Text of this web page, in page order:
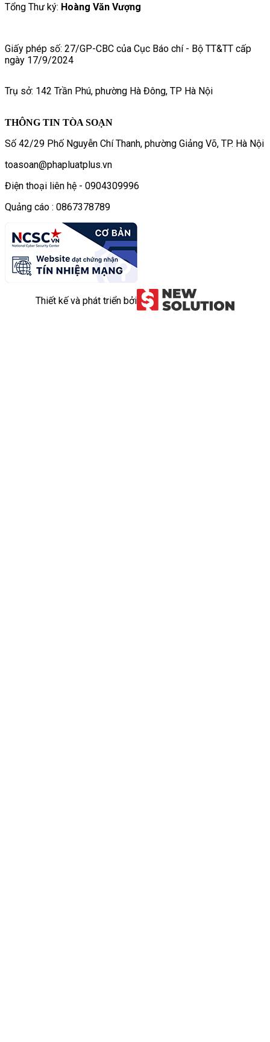
Tổng Thư ký: Hoàng Văn Vượng
Giấy phép số: 27/GP-CBC của Cục Báo chí - Bộ TT&TT cấp
ngày 17/9/2024
Trụ sở: 142 Trần Phú, phường Hà Đông, TP Hà Nội
THÔNG TIN TÒA SOẠN
Số 42/29 Phố Nguyễn Chí Thanh, phường Giảng Võ, TP. Hà Nội
toasoan@phapluatplus.vn
Điện thoại liên hệ - 0904309996
Quảng cáo : 0867378789
Thiết kế và phát triển bởi